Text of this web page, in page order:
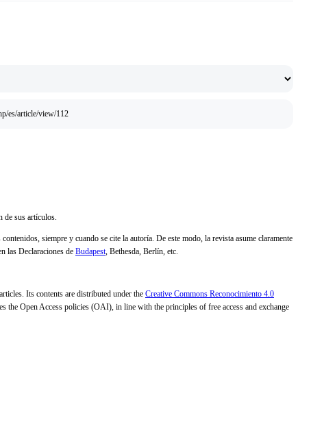
es/article/view/112
de sus artículos.
siempre y cuando se cite la autoría. De este modo, la revista asume claramente
las Declaraciones de Budapest, Bethesda, Berlín, etc.
Its contents are distributed under the Creative Commons Reconocimiento 4.0
the Open Access policies (OAI), in line with the principles of free access and exchange